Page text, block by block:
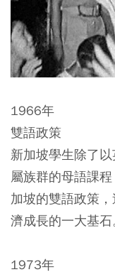
1966年
雙語政策
新加坡學生除了
屬族群的母語課
加坡的雙語政策
濟成長的一大基石
1973年